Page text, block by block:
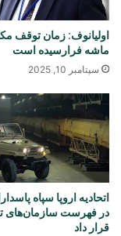
اولیانوف: زمان توقف
ماشه فرارسیده است
سپتامبر 10, 2025
اتحادیه اروپا سپاه
در فهرست سازمان‌های
قرار داد